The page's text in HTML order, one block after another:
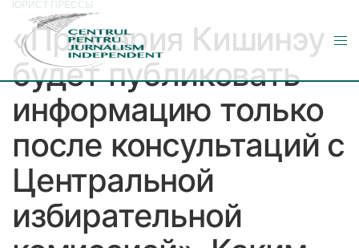
ЮРИСТ ПРЕССЫ
«Примэрия Кишинэу
будет публиковать
информацию только
после консультаций с
Центральной
избирательной